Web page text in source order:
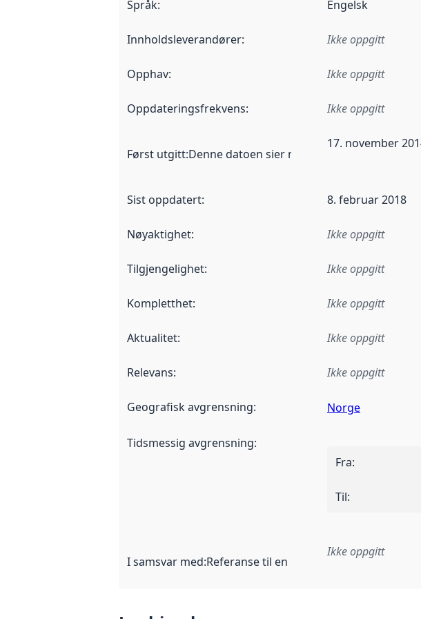
Språk: Engelsk
Innholdsleverandører: Ikke oppgitt
Opphav: Ikke oppgitt
Oppdateringsfrekvens: Ikke oppgitt
Først utgitt:Denne datoen sier når dataene i dette
17. november
Sist oppdatert: 8. februar 2018
Nøyaktighet: Ikke oppgitt
Tilgjengelighet: Ikke oppgitt
Kompletthet: Ikke oppgitt
Aktualitet: Ikke oppgitt
Relevans: Ikke oppgitt
Geografisk avgrensning: Norge
Tidsmessig avgrensning:
Fra:
Til:
I samsvar med:Referanse til en implementasjonsregel
Ikke oppgitt